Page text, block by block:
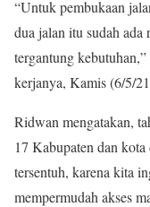
“Untuk pembukaan
dua jalan itu sudah ada
tergantung
kerjanya, Kamis (6/5/
Ridwan mengatakan,
17 Kabupaten dan
tersentuh, karena kita
mempermudah akses